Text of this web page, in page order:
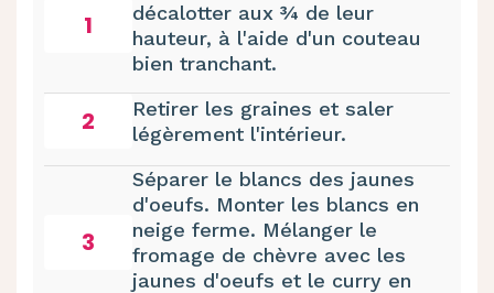
1
décalotter aux ¾ de leur
hauteur, à l'aide d'un couteau
bien tranchant.
2
Retirer les graines et saler
légèrement l'intérieur.
3
Séparer le blancs des jaunes
d'oeufs. Monter les blancs en
neige ferme. Mélanger le
fromage de chèvre avec les
jaunes d'oeufs et le curry en